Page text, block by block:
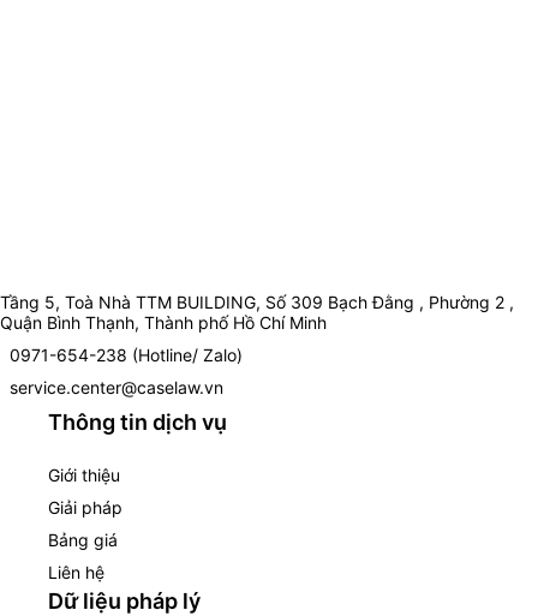
Tầng 5, Toà Nhà TTM BUILDING, Số 309 Bạch Đằng , Phường 2 ,
Quận Bình Thạnh, Thành phố Hồ Chí Minh
0971-654-238 (Hotline/ Zalo)
service.center@caselaw.vn
Thông tin dịch vụ
Giới thiệu
Giải pháp
Bảng giá
Liên hệ
Dữ liệu pháp lý